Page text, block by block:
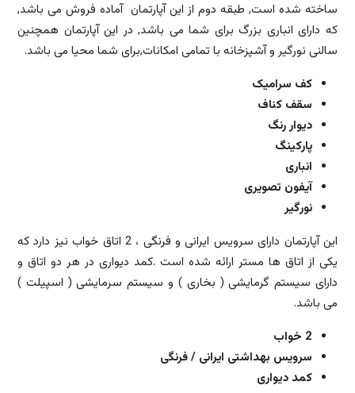
ساخته شده است, طبقه دوم از این آپارتمان آماده فروش می باشد,
که دارای انباری بزرگ برای شما می باشد, در این آپارتمان همچنین
سالنی نورگیر و آشپزخانه با تمامی امکانات,برای شما محیا می باشد.
کف سرامیک
سقف کناف
دیوار رنگ
پارکینگ
انباری
آیفون تصویری
نورگیر
این آپارتمان دارای سرویس ایرانی و فرنگی ، 2 اتاق خواب نیز دارد که
یکی از اتاق ها مستر ارائه شده است .کمد دیواری در هر دو اتاق و
دارای سیستم گرمایشی ( بخاری ) و سیستم سرمایشی ( اسپیلت )
می باشد.
2 خواب
سرویس بهداشتی ایرانی / فرنگی
کمد دیواری